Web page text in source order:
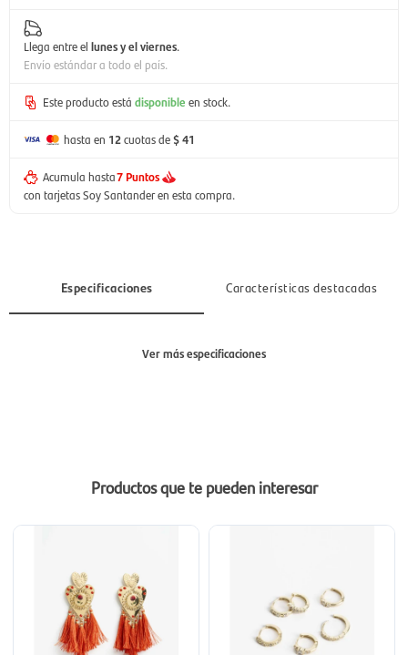
Llega entre el lunes y el viernes.
Envío estándar a todo el país.
Este producto está disponible en stock.
hasta en 12cuotas de$ 41
Acumula hasta7 Puntos
con tarjetas Soy Santander en esta compra.
Especificaciones Características destacadas
Ver más especificaciones
Productos que te pueden interesar